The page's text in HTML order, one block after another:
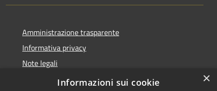
Amministrazione trasparente
Informativa privacy
Note legali
Dichiarazione di accessibilità
×
Informazioni sui cookie